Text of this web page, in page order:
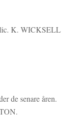
K. WICKSELL
de senare åren.